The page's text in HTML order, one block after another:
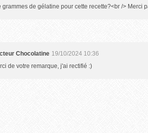
grammes de gélatine pour cette recette?<br /> Merci
Chocolatine 19/10/2024 10:36
de votre remarque, j'ai rectifié :)